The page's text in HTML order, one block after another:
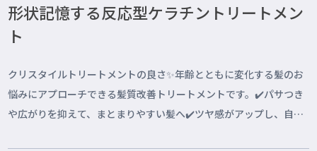
形状記憶する反応型ケラチントリートメン
ト
クリスタイルトリートメントの良さ✨年齢とともに変化する髪のお
悩みにアプローチできる髪質改善トリートメントです。✔️パサつき
や広がりを抑えて、まとまりやすい髪へ✔️ツヤ感がアップし、自然